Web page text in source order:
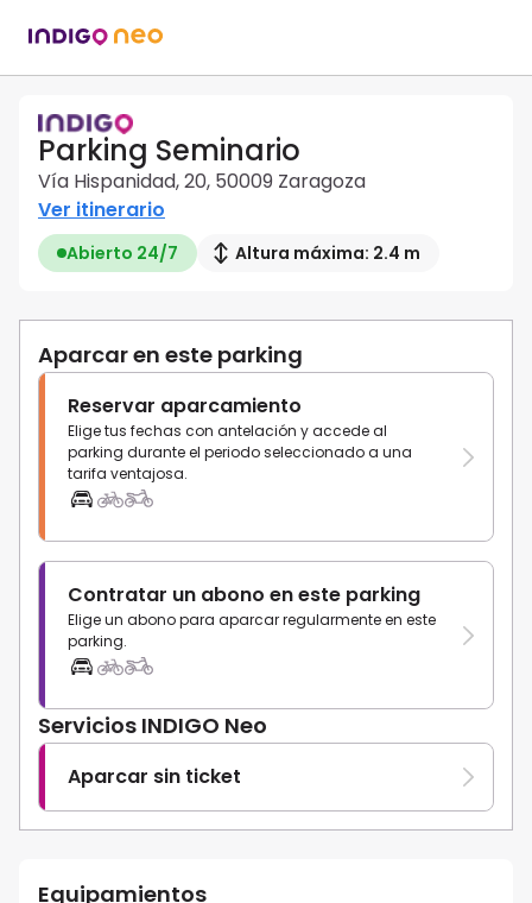
Parking Seminario
Vía Hispanidad, 20, 50009 Zaragoza
Ver itinerario
Abierto 24/7 Altura máxima: 2.4 m
Aparcar en este parking
Reservar aparcamiento
Elige tus fechas con antelación y accede al
parking durante el periodo seleccionado a una
tarifa ventajosa.
Contratar un abono en este parking
Elige un abono para aparcar regularmente en este
parking.
Servicios INDIGO Neo
Aparcar sin ticket
Equipamientos